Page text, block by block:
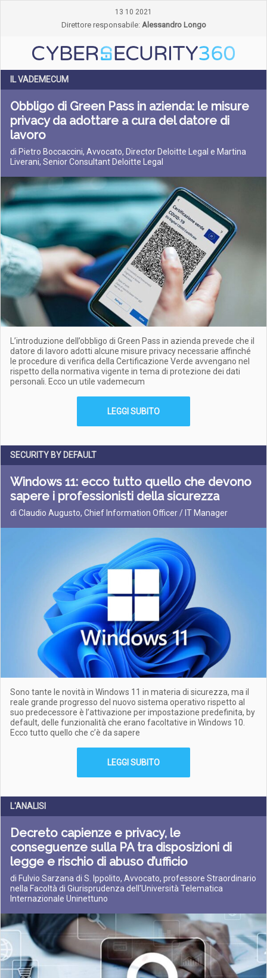
13 10 2021
Direttore responsabile: Alessandro Longo
IL VADEMECUM
Obbligo di Green Pass in azienda: le misure
privacy da adottare a cura del datore di
lavoro
di Pietro Boccaccini, Avvocato, Director Deloitte Legal e Martina
Liverani, Senior Consultant Deloitte Legal
L’introduzione dell’obbligo di Green Pass in azienda prevede che il
datore di lavoro adotti alcune misure privacy necessarie affinché
le procedure di verifica della Certificazione Verde avvengano nel
rispetto della normativa vigente in tema di protezione dei dati
personali. Ecco un utile vademecum
LEGGI SUBITO
SECURITY BY DEFAULT
Windows 11: ecco tutto quello che devono
sapere i professionisti della sicurezza
di Claudio Augusto, Chief Information Officer / IT Manager
Sono tante le novità in Windows 11 in materia di sicurezza, ma il
reale grande progresso del nuovo sistema operativo rispetto al
suo predecessore è l’attivazione per impostazione predefinita, by
default, delle funzionalità che erano facoltative in Windows 10.
Ecco tutto quello che c’è da sapere
LEGGI SUBITO
L'ANALISI
Decreto capienze e privacy, le
conseguenze sulla PA tra disposizioni di
legge e rischio di abuso d’ufficio
di Fulvio Sarzana di S. Ippolito, Avvocato, professore Straordinario
nella Facoltà di Giurisprudenza dell'Università Telematica
Internazionale Uninettuno